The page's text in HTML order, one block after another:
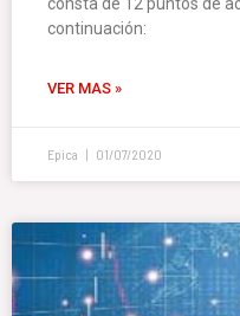
continuación:
VER MAS »
Epica 01/07/2020